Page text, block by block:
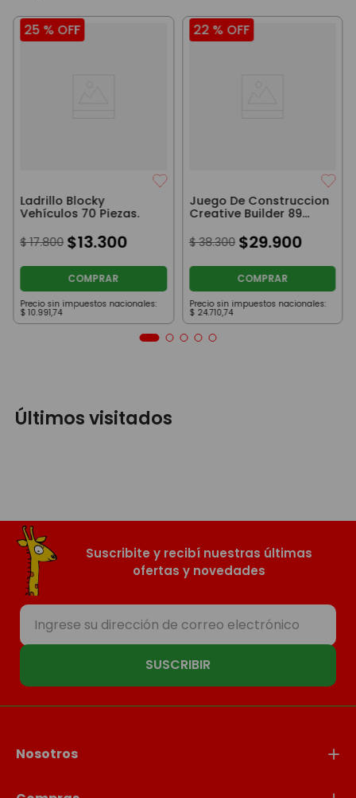
25 % OFF
Ladrillo Blocky
Vehículos 70 Piezas.
$ 17.800 $13.300
COMPRAR
Precio sin impuestos nacionales:
$ 10.991,74
22 % OFF
Juego De Construccion
Creative Builder 89
$ 38.300 $29.900
COMPRAR
Precio sin impuestos nacionales:
$ 24.710,74
Últimos visitados
Suscribite y recibí nuestras últimas
ofertas y novedades
SUSCRIBIR
Nosotros